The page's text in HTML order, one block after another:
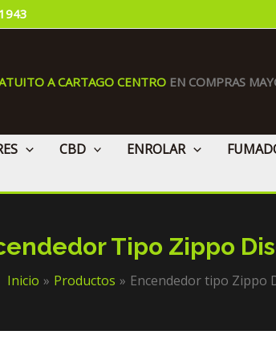
A CARTAGO CENTRO EN COMPRAS
CBD ENROLAR
Tipo Zippo
Inicio Productos Encendedor tipo Zippo